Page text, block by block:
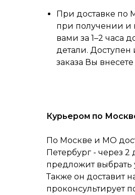
При доставке по
при получении и
вами за 1–2 часа
детали.
заказа Вы
Курьером по
По Москве и МО
Петербург - через
предложит выбрать
Также он доставит
проконсультирует